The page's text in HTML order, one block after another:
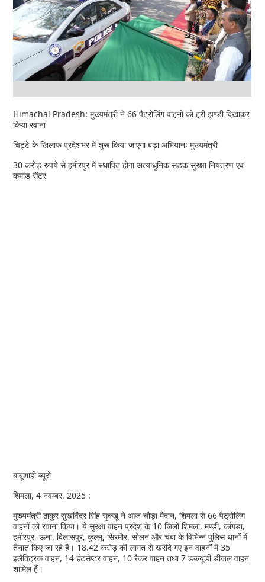
Himachal Pradesh: मुख्यमंत्री ने 66 पैट्रोलिंग वाहनों को हरी झण्डी दिखाकर
किया रवाना
चिट्टे के खिलाफ प्रदेशभर में शुरू किया जाएगा बड़ा अभियानः मुख्यमंत्री
30 करोड़ रुपये से हमीरपुर में स्थापित होगा अत्याधुनिक सड़क सुरक्षा नियंत्रण एवं
कमांड सेंटर
बाबूशाही ब्यूरो
शिमला, 4 नवम्बर, 2025 :
मुख्यमंत्री ठाकुर सुखविंद्र सिंह सुक्खू ने आज चौड़ा मैदान, शिमला से 66 पैट्रोलिंग
वाहनों को रवाना किया। ये सुरक्षा वाहन प्रदेश के 10 जिलों शिमला, मण्डी, कांगड़ा,
हमीरपुर, ऊना, बिलासपुर, कुल्लू, सिरमौर, सोलन और चंबा के विभिन्न पुलिस थानों में
तैनात किए जा रहे हैं। 18.42 करोड़ की लागत से खरीदे गए इन वाहनों में 35
इलैक्ट्रिक वाहन, 14 इंटसेप्टर वाहन, 10 रैकर वाहन तथा 7 डब्ल्यूडी डीजल वाहन
शामिल हैं।